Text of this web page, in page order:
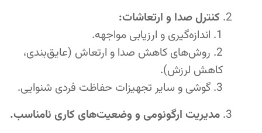
کنترل صدا و ارتعاشات:
اندازه‌گیری و ارزیابی مواجهه.
روش‌های کاهش صدا و ارتعاش (عایق‌بندی،
کاهش لرزش).
گوشی و سایر تجهیزات حفاظت فردی شنوایی.
مدیریت ارگونومی و وضعیت‌های کاری نامناسب.